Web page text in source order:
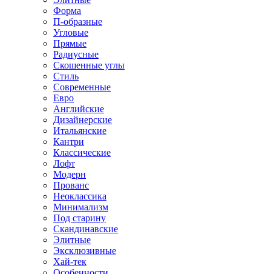
Форма
П-образные
Угловые
Прямые
Радиусные
Скошенные углы
Стиль
Современные
Евро
Английские
Дизайнерские
Итальянские
Кантри
Классические
Лофт
Модерн
Прованс
Неоклассика
Минимализм
Под старину
Скандинавские
Элитные
Эксклюзивные
Хай-тек